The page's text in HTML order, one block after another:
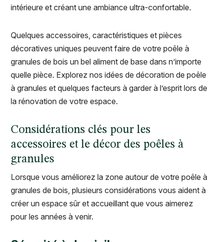
intérieure et créant une ambiance ultra-confortable.
Quelques accessoires, caractéristiques et pièces
décoratives uniques peuvent faire de votre poêle à
granules de bois un bel aliment de base dans n’importe
quelle pièce. Explorez nos idées de décoration de poêle
à granules et quelques facteurs à garder à l’esprit lors de
la rénovation de votre espace.
Considérations clés pour les
accessoires et le décor des poêles à
granules
Lorsque vous améliorez la zone autour de votre poêle à
granules de bois, plusieurs considérations vous aident à
créer un espace sûr et accueillant que vous aimerez
pour les années à venir.